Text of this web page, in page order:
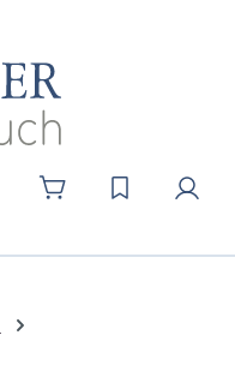
DU HAST 0